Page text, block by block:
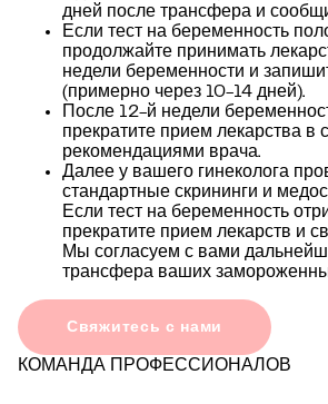
дней после трансфера и
Если тест на беременность
продолжайте принимать
недели беременности и
(примерно через 10-14 дней).
После 12-й недели
прекратите прием лекарства в
рекомендациями врача.
Далее у вашего гинеколога
стандартные скрининги и
Если тест на беременность
прекратите прием лекарств и
Мы согласуем с вами
трансфера ваших
Свяжитесь с нами
КОМАНДА ПРОФЕССИОНАЛОВ